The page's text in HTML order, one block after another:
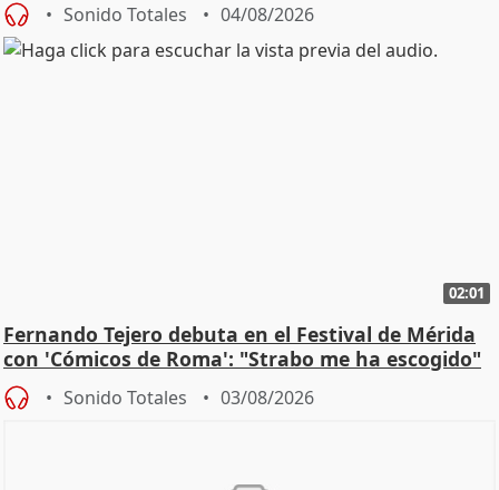
Sonido Totales 04/08/2026
02:01
Fernando Tejero debuta en el Festival de Mérida
con 'Cómicos de Roma': "Strabo me ha escogido"
Sonido Totales 03/08/2026